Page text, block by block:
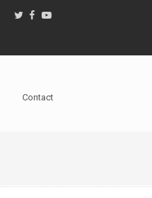
Contact